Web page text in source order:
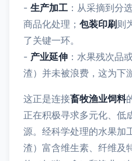
- 生产加工 ：从采摘到分
商品化处理； 包装印刷 则
了关键一环。
- 产业延伸 ：水果残次品
渣）并未被浪费，这为下
这正是连接畜牧渔业饲料
正在积极寻求多元化、低
源。经科学处理的水果加
渣）富含维生素、纤维及